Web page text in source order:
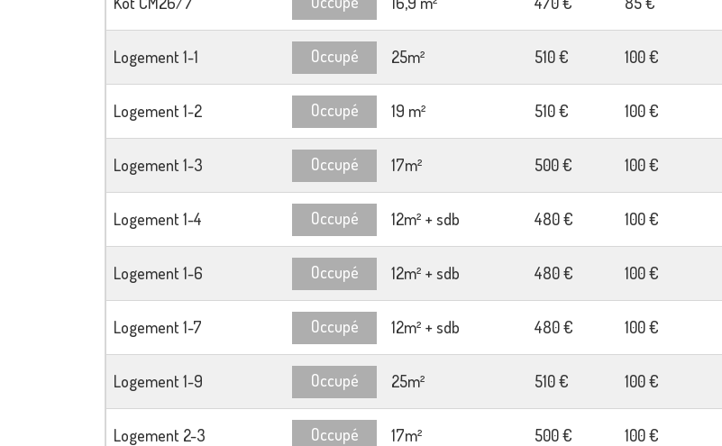
Logement 1-1 Occupé 25m² 510 € 100 €
Logement 1-2 Occupé 19 m² 510 € 100 €
Logement 1-3 Occupé 17m² 500 € 100 €
Logement 1-4 Occupé 12m² + sdb 480 € 100 €
Logement 1-6 Occupé 12m² + sdb 480 € 100 €
Logement 1-7 Occupé 12m² + sdb 480 € 100 €
Logement 1-9 Occupé 25m² 510 € 100 €
Logement 2-3 Occupé 17m² 500 € 100 €